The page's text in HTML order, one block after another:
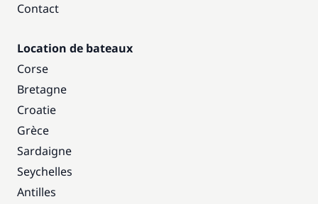
Contact
Location de bateaux
Corse
Bretagne
Croatie
Grèce
Sardaigne
Seychelles
Antilles